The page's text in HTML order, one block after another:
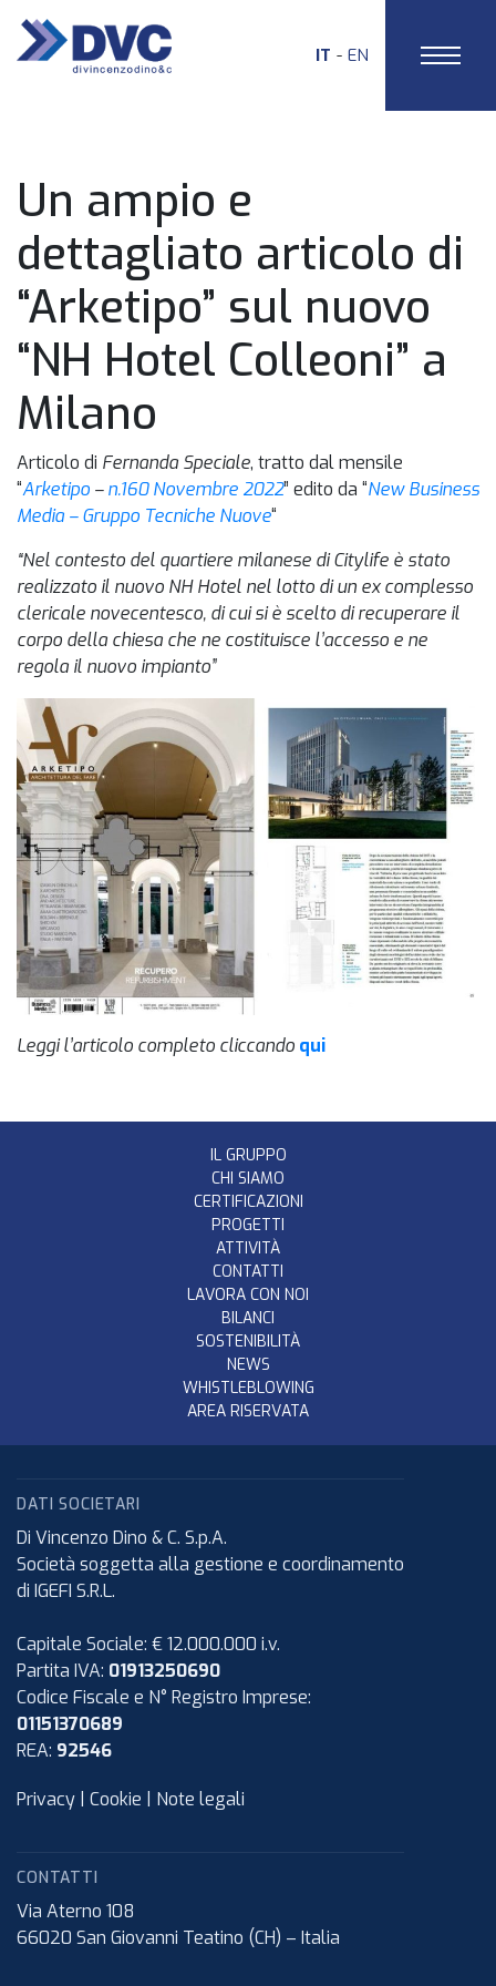
IT EN
Un ampio e
dettagliato articolo di
“Arketipo” sul nuovo
“NH Hotel Colleoni” a
Milano
Articolo di Fernanda Speciale, tratto dal mensile
“Arketipo –n.160 Novembre 2022” edito da “New Business
Media – Gruppo Tecniche Nuove“
“Nel contesto del quartiere milanese di Citylife è stato
realizzato il nuovo NH Hotel nel lotto di un ex complesso
clericale novecentesco, di cui si è scelto di recuperare il
corpo della chiesa che ne costituisce l’accesso e ne
regola il nuovo impianto”
Leggi l’articolo completo cliccando qui
IL GRUPPO
CHI SIAMO
CERTIFICAZIONI
PROGETTI
ATTIVITÀ
CONTATTI
LAVORA CON NOI
BILANCI
SOSTENIBILITÀ
NEWS
WHISTLEBLOWING
AREA RISERVATA
DATI SOCIETARI
Di Vincenzo Dino & C. S.p.A.
Società soggetta alla gestione e coordinamento
di IGEFI S.R.L.
Capitale Sociale: € 12.000.000 i.v.
Partita IVA: 01913250690
Codice Fiscale e N° Registro Imprese:
01151370689
REA: 92546
Privacy Cookie Note legali
CONTATTI
Via Aterno 108
66020 San Giovanni Teatino (CH) – Italia